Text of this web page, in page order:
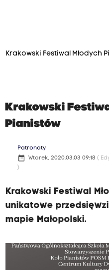
Krakowski Festiwal Młodych
Krakowski
Pianistów
Patronaty
date_range Wtorek, 2020.03.03 09:18 (
)
Krakowski Festiwal
unikatowe
mapie Małopolski.